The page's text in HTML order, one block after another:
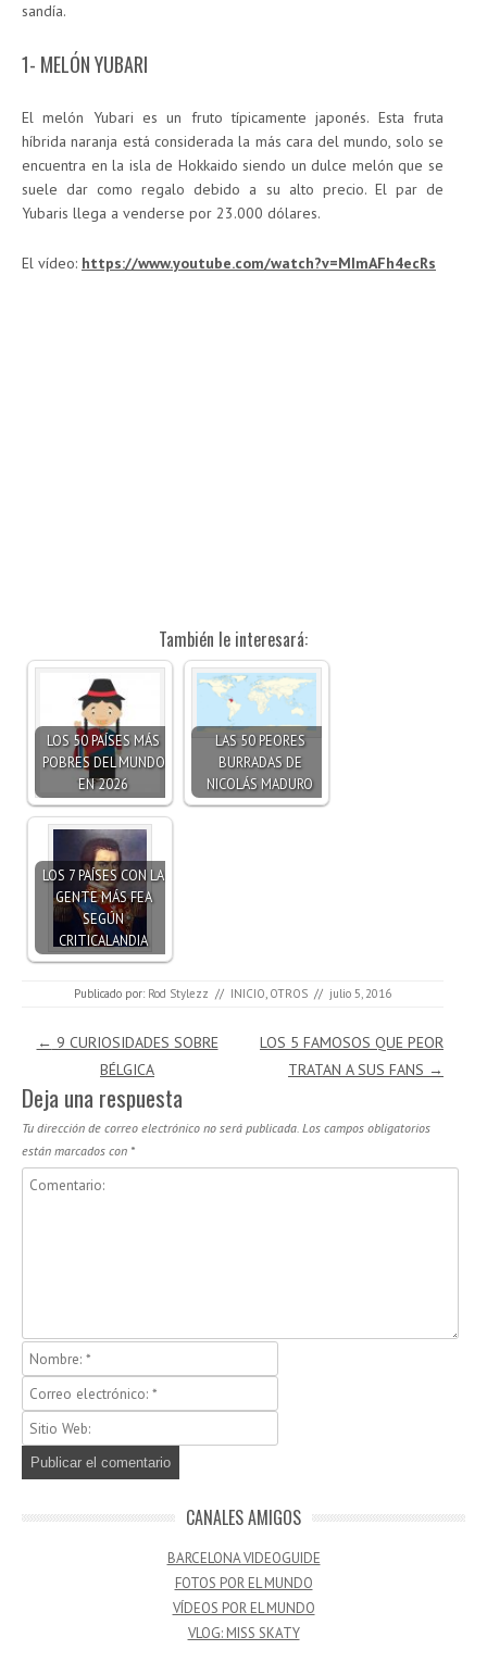
sandía.
1- MELÓN YUBARI
El melón Yubari es un fruto típicamente japonés. Esta fruta
híbrida naranja está considerada la más cara del mundo, solo se
encuentra en la isla de Hokkaido siendo un dulce melón que se
suele dar como regalo debido a su alto precio. El par de
Yubaris llega a venderse por 23.000 dólares.
El vídeo: https://www.youtube.com/watch?v=MImAFh4ecRs
También le interesará:
LOS 50 PAÍSES MÁS
POBRES DEL MUNDO
EN 2026
LAS 50 PEORES
BURRADAS DE
NICOLÁS MADURO
LOS 7 PAÍSES CON LA
GENTE MÁS FEA
SEGÚN
CRITICALANDIA
Publicado por: Rod Stylezz // INICIO, OTROS // julio 5, 2016
Navegación de entradas
← 9 CURIOSIDADES SOBRE
BÉLGICA
LOS 5 FAMOSOS QUE PEOR
TRATAN A SUS FANS →
Deja una respuesta
Tu dirección de correo electrónico no será publicada. Los campos obligatorios
están marcados con *
CANALES AMIGOS
BARCELONA VIDEOGUIDE
FOTOS POR EL MUNDO
VÍDEOS POR EL MUNDO
VLOG: MISS SKATY